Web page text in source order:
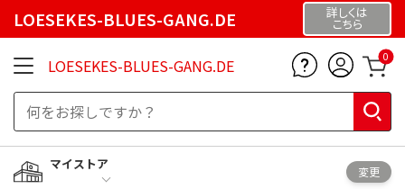
LOESEKES-BLUES-GANG.DE 詳しくは
こちら
LOESEKES-BLUES-GANG.DE 0
マイストア
変更